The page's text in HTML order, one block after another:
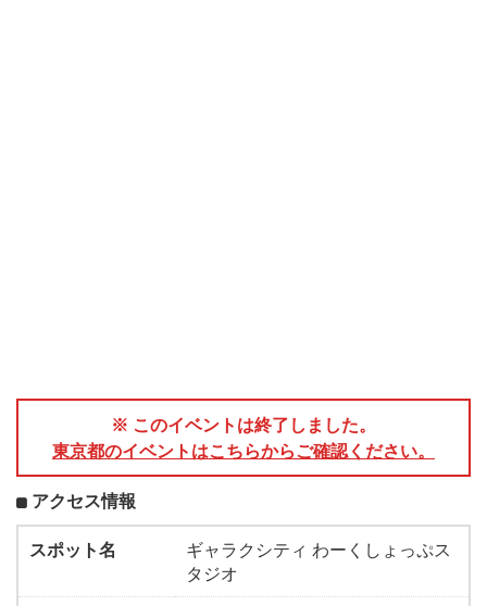
※ このイベントは終了しました。
東京都のイベントはこちらからご確認ください。
アクセス情報
スポット名
ギャラクシティ わーくしょっぷス
タジオ